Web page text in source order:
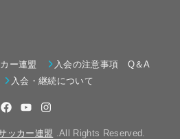
ー連盟
入会の注意事項 Q＆A
入会・継続について
ッカー連盟 .All Rights Reserved.